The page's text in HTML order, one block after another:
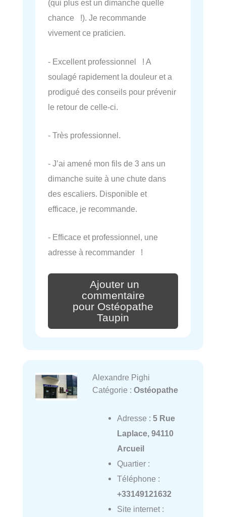
(qui plus est un dimanche quelle
chance !). Je recommande
vivement ce praticien.
- Excellent professionnel ! A
soulagé rapidement la douleur et a
prodigué des conseils pour prévenir
le retour de celle-ci.
- Très professionnel.
- J’ai amené mon fils de 3 ans un
dimanche suite à une chute dans
des escaliers. Disponible et
efficace, je recommande.
- Efficace et professionnel, une
adresse à recommander !
Ajouter un
commentaire
pour Ostéopathe
Taupin
Alexandre Pighi
Catégorie : Ostéopathe
Adresse : 5 Rue
Laplace, 94110
Arcueil
Quartier :
Téléphone :
+33149121632
Site internet :